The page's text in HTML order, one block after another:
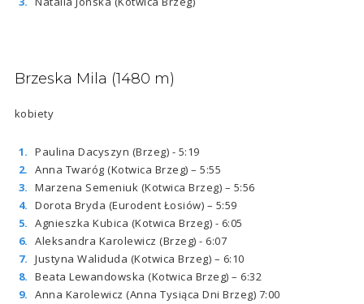
Brzeska Mila (1480 m)
kobiety
Paulina Dacyszyn (Brzeg) - 5:19
Anna Twaróg (Kotwica Brzeg) – 5:55
Marzena Semeniuk (Kotwica Brzeg) – 5:56
Dorota Bryda (Eurodent Łosiów) – 5:59
Agnieszka Kubica (Kotwica Brzeg) - 6:05
Aleksandra Karolewicz (Brzeg) - 6:07
Justyna Waliduda (Kotwica Brzeg) – 6:10
Beata Lewandowska (Kotwica Brzeg) – 6:32
Anna Karolewicz (Anna Tysiąca Dni Brzeg) 7:00